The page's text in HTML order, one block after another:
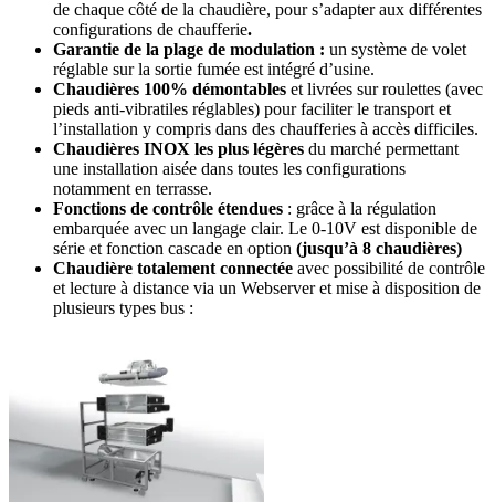
de chaque côté de la chaudière, pour s’adapter aux différentes
configurations de chaufferie.
Garantie de la plage de modulation : un système de volet
réglable sur la sortie fumée est intégré d’usine.
Chaudières 100% démontables et livrées sur roulettes (avec
pieds anti-vibratiles réglables) pour faciliter le transport et
l’installation y compris dans des chaufferies à accès difficiles.
Chaudières INOX les plus légères du marché permettant
une installation aisée dans toutes les configurations
notamment en terrasse.
Fonctions de contrôle étendues : grâce à la régulation
embarquée avec un langage clair. Le 0-10V est disponible de
série et fonction cascade en option (jusqu’à 8 chaudières)
Chaudière totalement connectée avec possibilité de contrôle
et lecture à distance via un Webserver et mise à disposition de
plusieurs types bus :